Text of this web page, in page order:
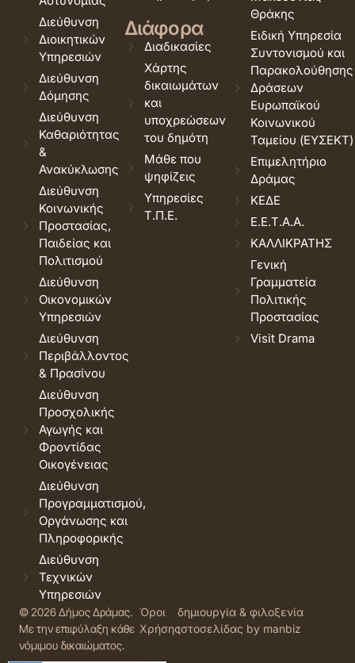
Διεύθυνση
Διοικητικών
Υπηρεσιών
Διεύθυνση
Δόμησης
Διεύθυνση
Καθαριότητας
&
Ανακύκλωσης
Διεύθυνση
Κοινωνικής
Προστασίας,
Παιδείας και
Πολιτισμού
Διεύθυνση
Οικονομικών
Υπηρεσιών
Διεύθυνση
Περιβάλλοντος
& Πρασίνου
Διεύθυνση
Προσχολικής
Αγωγής και
Φροντίδας
Οικογένειας
Διεύθυνση
Προγραμματισμού,
Οργάνωσης και
Πληροφορικής
Διεύθυνση
Τεχνικών
Υπηρεσιών
Διάφορα
Διαδικασίες
Χάρτης
δικαιωμάτων
και
υποχρεώσεων
του δημότη
Μάθε που
ψηφίζεις
Υπηρεσίες
Τ.Π.Ε.
Θράκης
Ειδική Υπηρεσία
Συντονισμού και
Παρακολούθησης
Δράσεων
Ευρωπαϊκού
Κοινωνικού
Ταμείου (ΕΥΣΕΚΤ)
Επιμελητήριο
Δράμας
ΚΕΔΕ
Ε.Ε.Τ.Α.Α.
ΚΑΛΛΙΚΡΑΤΗΣ
Γενική
Γραμματεία
Πολιτικής
Προστασίας
Visit Drama
© 2026 Δήμος Δράμας.
Με την επιφύλαξη κάθε
νόμιμου δικαιώματος.
Όροι
Χρήσης
δημιουργία & φιλοξενία
ιστοσελίδας by manbiz